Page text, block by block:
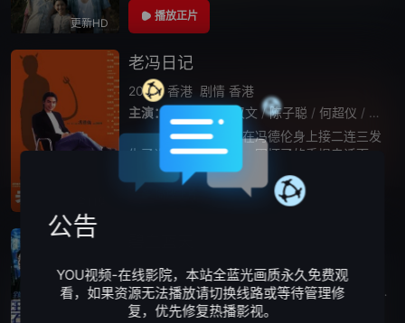
更新HD
了原本看起来的宁静和美好 。在一次次挫折和
变故中，陈凤娣开启了寻找家人、寻
播放正片
老冯日记
2006 香港 剧情 香港
主演：
梁汉文 / 陈子聪 / 何超仪 / 王敏
不知为何，在冯德伦身上接二连三发
生了许多倒霉事： 因坏了的手提电话而激
怒了好友陈子聪的太太何超仪；母亲百般要求
他帮忙自己朋友买演唱会门票，对方拒绝付
款；父亲得罪了快餐厅的伙计，遭到报复的却
1998 香港 惊悚 动作
主演： 舒淇 / 赵文卓 / 连凯 / 王合喜 / 曾江
张
特工严冬（赵文卓 饰）本性善良，嫉恶如
公告
YOU视频-在线影院，本站全蓝光画质永久免费观
看，如果资源无法播放请切换线路或等待管理修
复，优先修复热播影视。